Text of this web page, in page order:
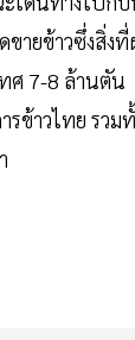
ายข้าวซึ่งสิ่ง
ศ 7-8 ล้านตั
ข้าวไทย รว